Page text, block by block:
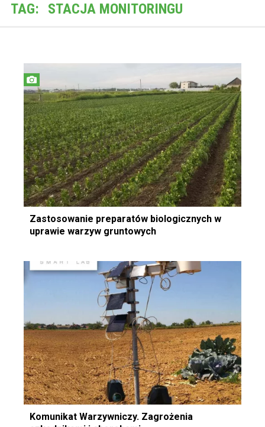
TAG: STACJA MONITORINGU
Zastosowanie preparatów biologicznych w
uprawie warzyw gruntowych
Komunikat Warzywniczy. Zagrożenia